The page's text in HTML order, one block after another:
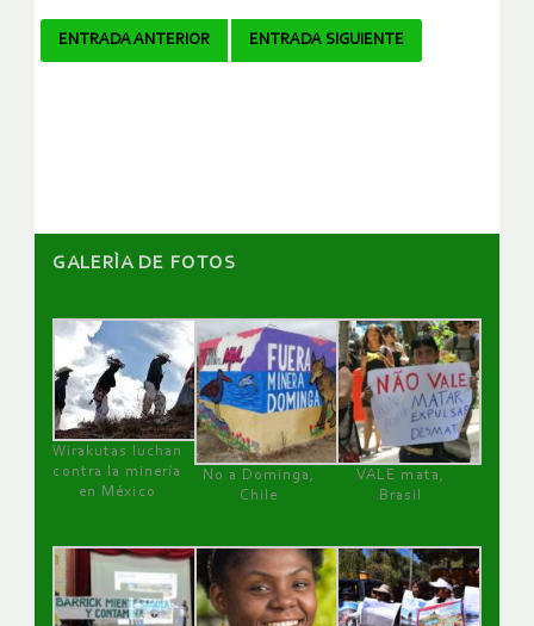
Navegador
ENTRADA ANTERIOR ENTRADA SIGUIENTE
GALERÌA DE FOTOS
Wirakutas luchan
contra la minería
en México
No a Dominga,
Chile
VALE mata,
Brasil